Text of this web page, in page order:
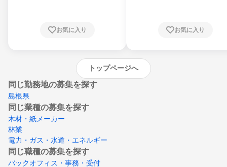
崎県、熊本県、大分県、宮崎県、鹿児島県、
お気に入り お気に入り
トップページへ
同じ勤務地の募集を探す
島根県
同じ業種の募集を探す
木材・紙メーカー
林業
電力・ガス・水道・エネルギー
同じ職種の募集を探す
バックオフィス・事務・受付